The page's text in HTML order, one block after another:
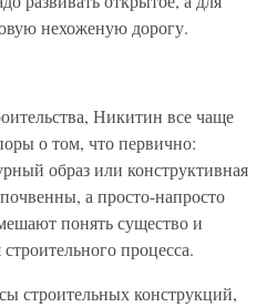
нехоженую дорогу.
Никитин все чаще
о том, что первично:
образ или конструктивная
а просто-напросто
понять существо и
процесса.
строительных конструкций,